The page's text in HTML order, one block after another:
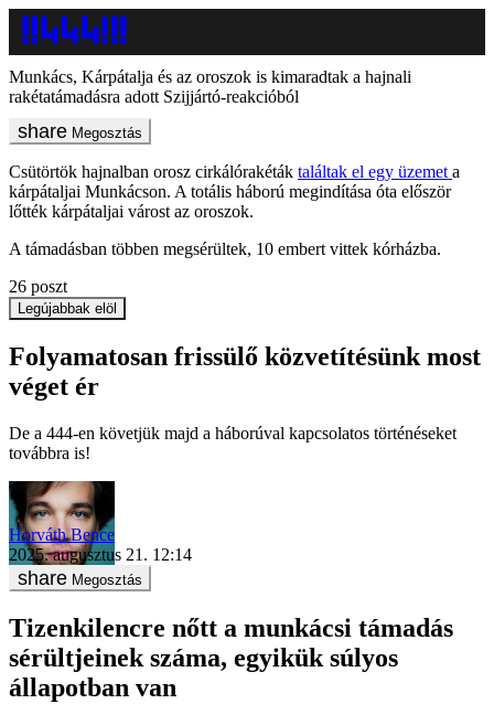
Munkács, Kárpátalja és az oroszok is kimaradtak a hajnali
rakétatámadásra adott Szijjártó-reakcióból
Megosztás
Csütörtök hajnalban orosz cirkálórakéták találtak el egy üzemeta
kárpátaljai Munkácson. A totális háború megindítása óta először
lőtték kárpátaljai várost az oroszok.
A támadásban többen megsérültek, 10 embert vittek kórházba.
26 poszt
Legújabbak elöl
Folyamatosan frissülő közvetítésünk most
véget ér
De a 444-en követjük majd a háborúval kapcsolatos történéseket
továbbra is!
Horváth Bence
2025. augusztus 21. 12:14
Megosztás
Tizenkilencre nőtt a munkácsi támadás
sérültjeinek száma, egyikük súlyos
állapotban van